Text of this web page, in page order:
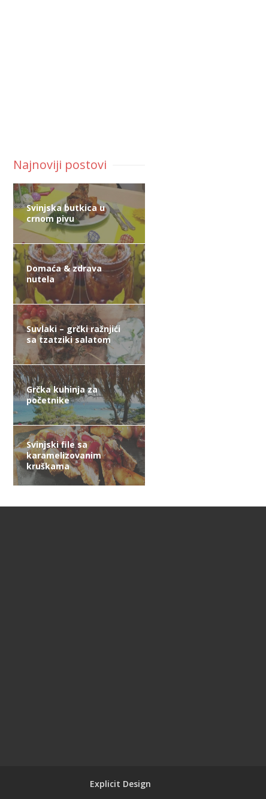
Najnoviji postovi
Svinjska butkica u
crnom pivu
Domaća & zdrava
nutela
Suvlaki – grčki ražnjići
sa tzatziki salatom
Grčka kuhinja za
početnike
Svinjski file sa
karamelizovanim
kruškama
Explicit Design